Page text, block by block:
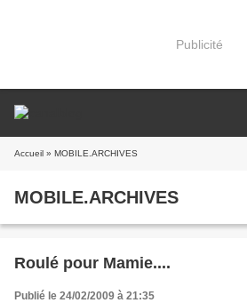
Publicité
Accueil » MOBILE.ARCHIVES
MOBILE.ARCHIVES
Roulé pour Mamie....
Publié le 24/02/2009 à 21:35